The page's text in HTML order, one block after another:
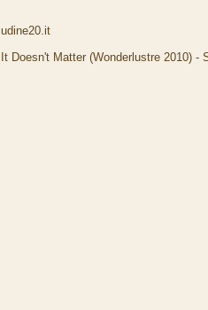
udine20.it
It Doesn't Matter (Wonderlustre 2010) -